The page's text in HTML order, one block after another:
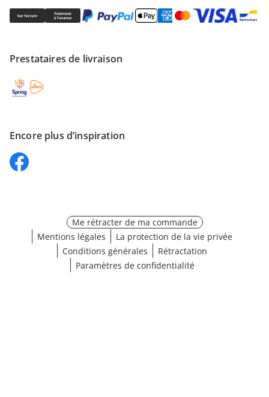
Prestataires de livraison
Encore plus d’inspiration
Me rétracter de ma commande
Mentions légales
La protection de la vie privée
Conditions générales
Rétractation
Paramètres de confidentialité